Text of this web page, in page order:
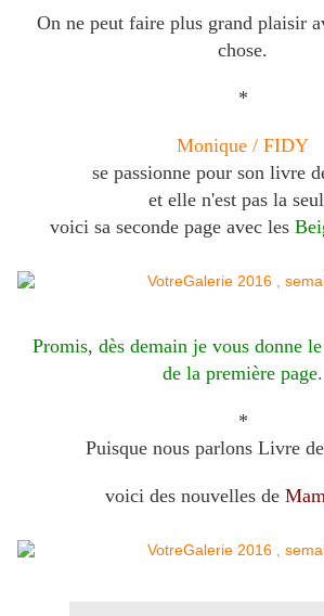
On ne peut faire plus grand plaisir
chose.
*
Monique / FIDY
se passionne pour son livre
et elle n'est pas la
voici sa seconde page avec les
Promis, dès demain je vous donne
de la première page.
*
Puisque nous parlons Livre
voici des nouvelles de